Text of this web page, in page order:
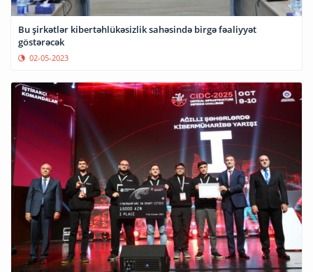
Bu şirkətlər kibertəhlükəsizlik sahəsində birgə fəaliyyət
göstərəcək
02-05-2023